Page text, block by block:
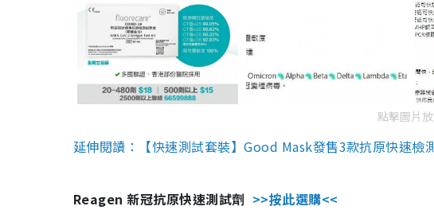
點擊圖片
延伸閱讀：【快速測試套裝】Good Mask發售3款抗原快速
Reagen 新冠抗原快速測試劑 >>按此選購<<